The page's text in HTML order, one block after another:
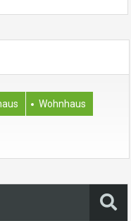
Wohnhaus